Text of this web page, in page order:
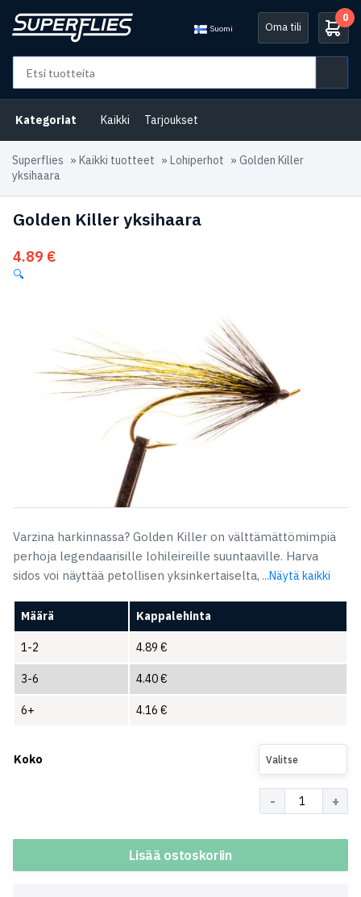
Suomi Oma tili
0
Kategoriat Kaikki Tarjoukset
Superflies » Kaikki tuotteet » Lohiperhot » Golden Killer
yksihaara
Golden Killer yksihaara
4.89 €
🔍
Varzina harkinnassa? Golden Killer on välttämättömimpiä
perhoja legendaarisille lohileireille suuntaaville. Harva
sidos voi näyttää petollisen yksinkertaiselta, ...Näytä kaikki
Määrä Kappalehinta
1-2 4.89 €
3-6 4.40€
6+ 4.16 €
Koko Valitse
Lisää ostoskoriin